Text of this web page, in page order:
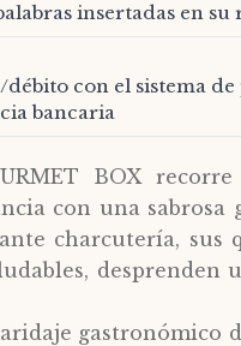
insertadas en su
con el sistema de
bancaria
BOX
con una sabrosa
charcutería, sus
desprenden
gastronómico